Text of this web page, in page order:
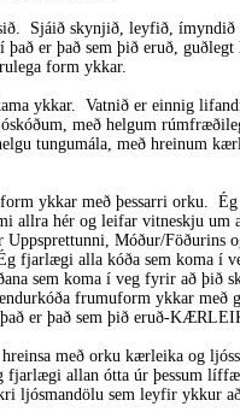
Sjáið skynjið, leyfið,
er það sem þið eruð,
form ykkar.
ykkar. Vatnið er einnig
með helgum
tungumála, með hreinum
ykkar með þessarri orku. Ég
allra hér og leifar vitneskju um
Móður/Föðurins
fjarlægi alla kóða sem koma í
sem koma í veg fyrir að þið
frumuform ykkar með
er það sem þið eruð-
með orku kærleika og
allan ótta úr þessum
ljósmandölu sem leyfir ykkur